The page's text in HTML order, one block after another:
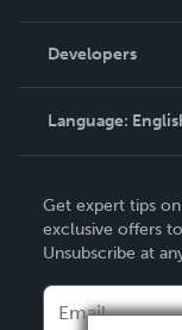
Podcast
Order Lookup
Knowledge Base
Contact Support
Developers
Language:
Deutsch
Français
Get expert tips
exclusive offers
Unsubscribe at